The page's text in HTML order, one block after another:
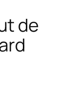
de